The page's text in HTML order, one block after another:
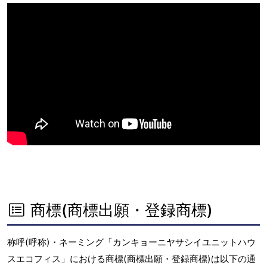
商標(商標出願・登録商標)
称呼(呼称)・ネーミング「カンキョーニヤサシイユニットハウ
スエコフィス」における商標(商標出願・登録商標)は以下の通